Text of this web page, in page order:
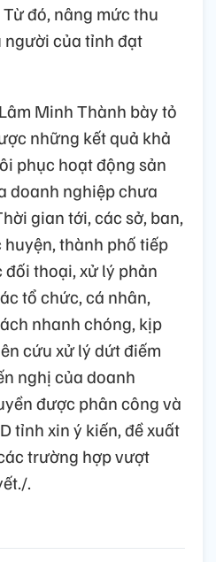
đó, nâng mức thu
người của tỉnh đạt
Minh Thành bày tỏ
những kết quả khả
phục hoạt động sản
doanh nghiệp chưa
gian tới, các sở, ban,
thành phố tiếp
thoại, xử lý phản
tổ chức, cá nhân,
nhanh chóng, kịp
cứu xử lý dứt điếm
nghị của doanh
được phân công và
tỉnh xin ý kiến, đề xuất
trường hợp vượt
.